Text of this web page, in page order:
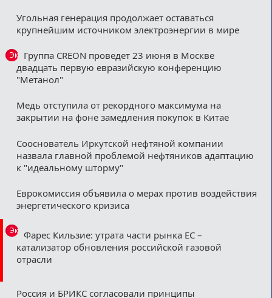
Пользовательское соглашение
Контакты
Угольная генерация продолжает оставаться
крупнейшим источником электроэнергии в мире
Эксклюзив
Группа CREON проведет 23 июня в Москве
двадцать первую евразийскую конференцию
"Метанол"
Медь отступила от рекордного максимума на
закрытии на фоне замедления покупок в Китае
Сооснователь Иркутской нефтяной компании
назвала главной проблемой нефтяников адаптацию
к "идеальному шторму"
Еврокомиссия объявила о мерах против воздействия
энергетического кризиса
Эксклюзив
Фарес Кильзие: утрата части рынка ЕС –
катализатор обновления российской газовой
отрасли
Россия и БРИКС согласовали принципы